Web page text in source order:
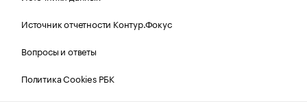
Источник отчетности Контур.Фокус
Вопросы и ответы
Политика Cookies РБК